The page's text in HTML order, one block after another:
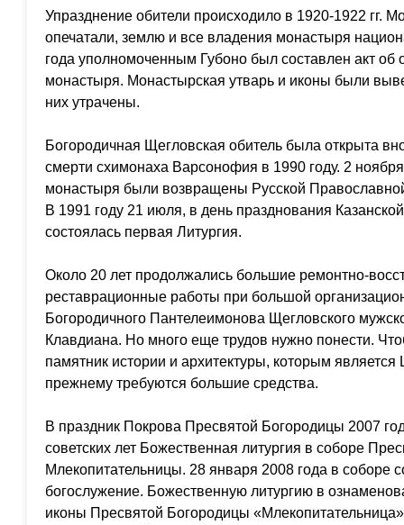
Упразднение обители происходило в 1920-1922 гг.
опечатали, землю и все владения монастыря
года уполномоченным Губоно был составлен акт об
монастыря. Монастырская утварь и иконы были
них утрачены.
Богородичная Щегловская обитель была открыта
смерти схимонаха Варсонофия в 1990 году. 2
монастыря были возвращены Русской
В 1991 году 21 июля, в день празднования
состоялась первая Литургия.
Около 20 лет продолжались большие ремонтно-
реставрационные работы при большой
Богородичного Пантелеимонова Щегловского
Клавдиана. Но много еще трудов нужно понести.
памятник истории и архитектуры, которым
прежнему требуются большие средства.
В праздник Покрова Пресвятой Богородицы 2007
советских лет Божественная литургия в соборе
Млекопитательницы. 28 января 2008 года в соборе
богослужение. Божественную литургию в
иконы Пресвятой Богородицы